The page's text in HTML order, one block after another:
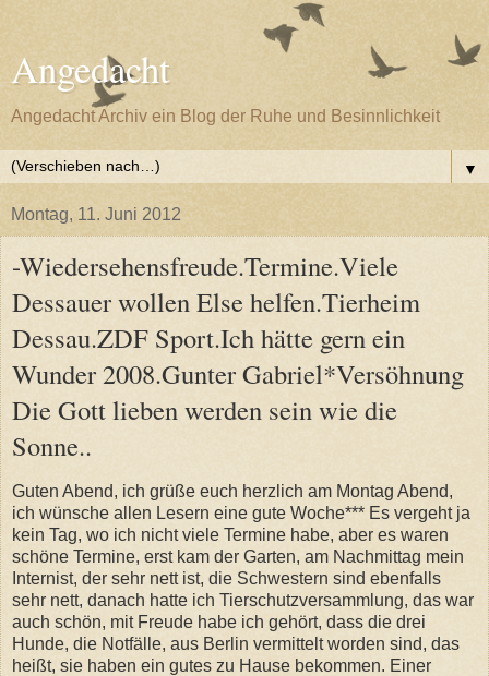
Angedacht
Angedacht Archiv ein Blog der Ruhe und Besinnlichkeit
▼
Montag, 11. Juni 2012
-Wiedersehensfreude.Termine.Viele
Dessauer wollen Else helfen.Tierheim
Dessau.ZDF Sport.Ich hätte gern ein
Wunder 2008.Gunter Gabriel*Versöhnung
Die Gott lieben werden sein wie die
Sonne..
Guten Abend, ich grüße euch herzlich am Montag Abend,
ich wünsche allen Lesern eine gute Woche*** Es vergeht ja
kein Tag, wo ich nicht viele Termine habe, aber es waren
schöne Termine, erst kam der Garten, am Nachmittag mein
Internist, der sehr nett ist, die Schwestern sind ebenfalls
sehr nett, danach hatte ich Tierschutzversammlung, das war
auch schön, mit Freude habe ich gehört, dass die drei
Hunde, die Notfälle, aus Berlin vermittelt worden sind, das
heißt, sie haben ein gutes zu Hause bekommen. Einer